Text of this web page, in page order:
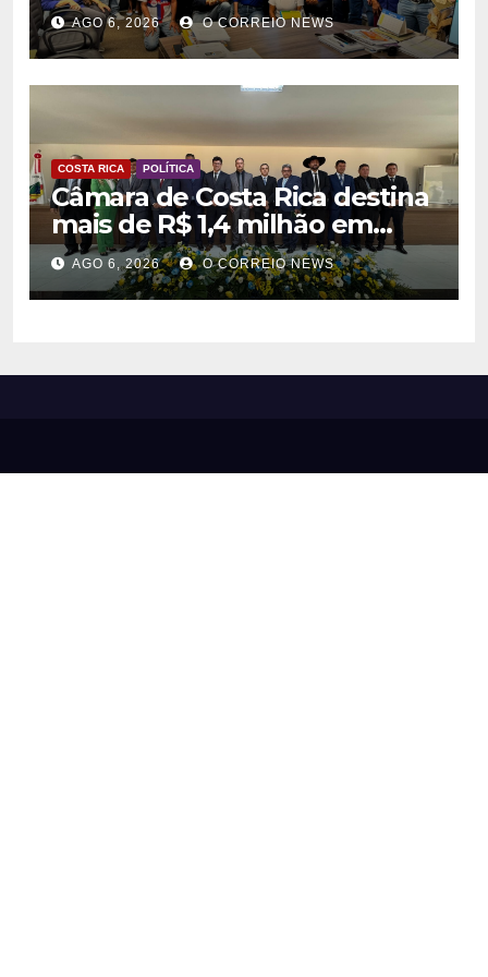
Nacional Aldir Blanc a
agentes culturais
AGO 6, 2026 O CORREIO NEWS
COSTA RICA POLÍTICA
Câmara de Costa Rica destina
mais de R$ 1,4 milhão em
emendas para investimentos
em diversas áreas
AGO 6, 2026 O CORREIO NEWS